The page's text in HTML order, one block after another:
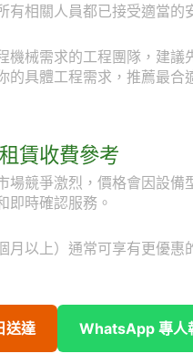
有相關人員都已接受適當的
機械需求的工程團隊，建
的具體工程需求，推薦最
賃收費參考
場競爭激烈，價格會因設
即時確認服務。
月以上）通常可享有更優
送達 WhatsApp 專人